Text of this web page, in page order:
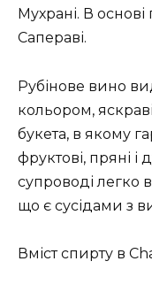
Мухрані. В
Сапераві.
Рубінове вино
кольором,
букета, в якому
фруктові, пряні
супроводі легко
що є сусідами з
Вміст спирту в